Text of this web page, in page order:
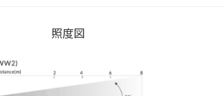
照度図